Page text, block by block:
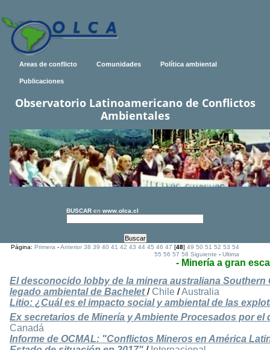
Areas de conflicto Comunidades Política ambiental
Publicaciones
Observatorio Latinoamericano de Conflictos
Ambientales
BUSCAR en www.olca.cl
Página:Primera -Anterior 38 39 40 41 42 43 44 45 46 47 [48]49 50 51 52 53 54
55 56 57 58 Siguiente -Ultima
- Minería a gran
El desconocido lobby de la minera australiana
legado ambiental de Bachelet/ Chile /Australia
Litio: ¿Cuál es el impacto social y ambiental de las
Ex secretarios de Minería y Ambiente Procesados por el
Canadá
Informe de OCMAL: "Conflictos Mineros en América